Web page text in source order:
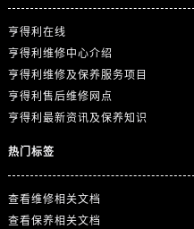
亨得利在线
亨得利维修中心介绍
亨得利维修及保养服务项目
亨得利售后维修网点
亨得利最新资讯及保养知识
热门标签
查看维修相关文档
查看保养相关文档